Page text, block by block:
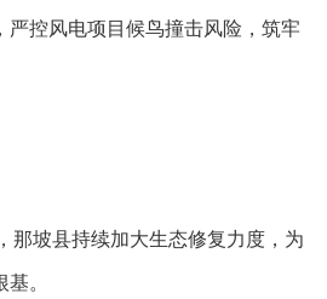
控风电项目候鸟撞击风险，筑牢
那坡县持续加大生态修复力度，为
。